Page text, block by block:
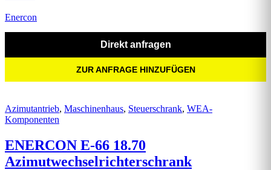
Enercon
Direkt anfragen
ZUR ANFRAGE HINZUFÜGEN
Azimutantrieb, Maschinenhaus, Steuerschrank, WEA-
Komponenten
ENERCON E-66 18.70
Azimutwechselrichterschrank